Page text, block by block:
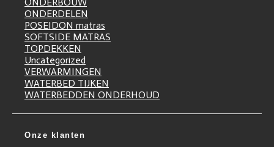
ONDERDELEN
POSEIDON matras
SOFTSIDE MATRAS
TOPDEKKEN
Uncategorized
VERWARMINGEN
WATERBED TIJKEN
WATERBEDDEN ONDERHOUD
Onze klanten